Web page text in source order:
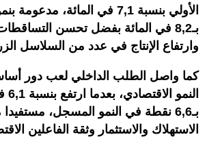
الأولي بنسبة 7,1 في المائة،
بـ8,2 في المائة بفضل تحسن
وارتفاع الإنتاج في عدد من السلاسل
كما واصل الطلب الداخلي لعب دور
بـ6,6 نقطة في النمو المسجل،
الاستهلاك والاستثمار وثقة الفاعلين